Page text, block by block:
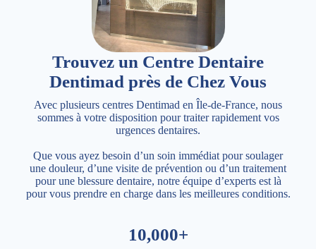
Trouvez un Centre Dentaire
Dentimad près de Chez Vous
Avec plusieurs centres Dentimad en Île-de-France, nous
sommes à votre disposition pour traiter rapidement vos
urgences dentaires.
Que vous ayez besoin d’un soin immédiat pour soulager
une douleur, d’une visite de prévention ou d’un traitement
pour une blessure dentaire, notre équipe d’experts est là
pour vous prendre en charge dans les meilleures conditions.
10,000+